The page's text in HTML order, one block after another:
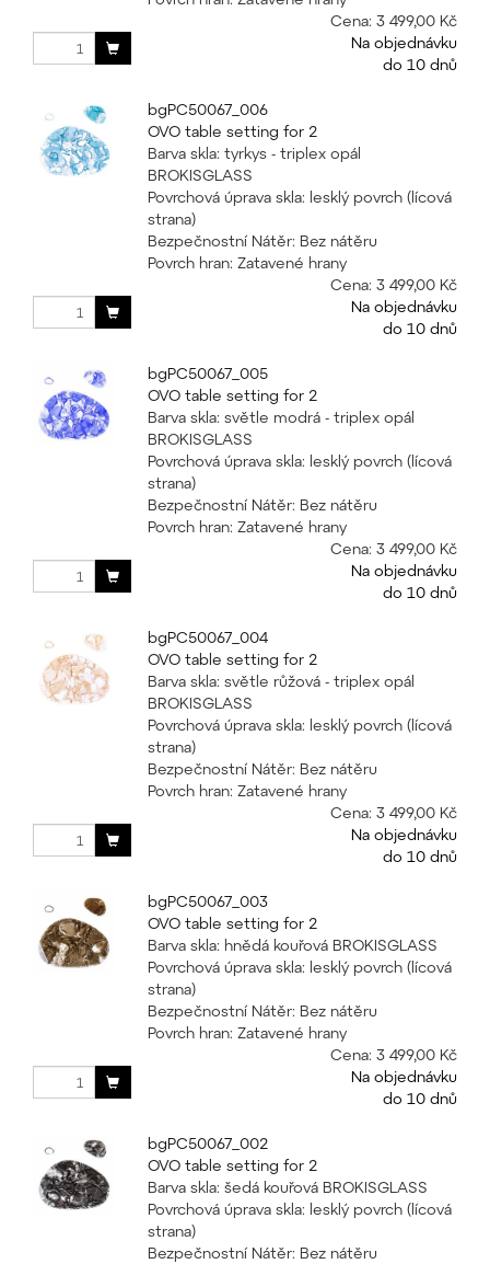
Cena: 3 499,00 Kč
Na objednávku
do 10 dnů
bgPC50067_006
OVO table setting for 2
Barva skla: tyrkys - triplex opál
BROKISGLASS
Povrchová úprava skla: lesklý povrch (lícová
strana)
Bezpečnostní Nátěr: Bez nátěru
Povrch hran: Zatavené hrany
Cena: 3 499,00 Kč
Na objednávku
do 10 dnů
bgPC50067_005
OVO table setting for 2
Barva skla: světle modrá - triplex opál
BROKISGLASS
Povrchová úprava skla: lesklý povrch (lícová
strana)
Bezpečnostní Nátěr: Bez nátěru
Povrch hran: Zatavené hrany
Cena: 3 499,00 Kč
Na objednávku
do 10 dnů
bgPC50067_004
OVO table setting for 2
Barva skla: světle růžová - triplex opál
BROKISGLASS
Povrchová úprava skla: lesklý povrch (lícová
strana)
Bezpečnostní Nátěr: Bez nátěru
Povrch hran: Zatavené hrany
Cena: 3 499,00 Kč
Na objednávku
do 10 dnů
bgPC50067_003
OVO table setting for 2
Barva skla: hnědá kouřová BROKISGLASS
Povrchová úprava skla: lesklý povrch (lícová
strana)
Bezpečnostní Nátěr: Bez nátěru
Povrch hran: Zatavené hrany
Cena: 3 499,00 Kč
Na objednávku
do 10 dnů
bgPC50067_002
OVO table setting for 2
Barva skla: šedá kouřová BROKISGLASS
Povrchová úprava skla: lesklý povrch (lícová
strana)
Bezpečnostní Nátěr: Bez nátěru